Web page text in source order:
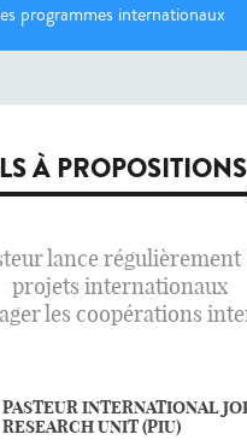
programmes internationaux
À PROPOSITIONS
lance régulièrement
projets internationaux
les coopérations
PASTEUR INTERNATIONAL
RESEARCH UNIT (PIU)